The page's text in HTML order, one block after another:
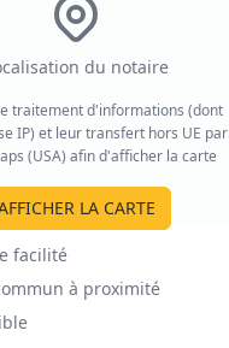
du notaire
traitement d'informations (dont
IP) et leur transfert hors UE par
(USA) afin d'afficher la carte
LA CARTE
facilité
à proximité